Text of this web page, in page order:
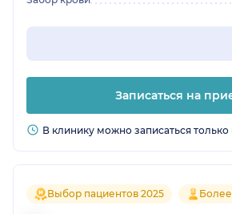
Записаться на
В клинику можно записаться
Выбор пациентов 2025 Более